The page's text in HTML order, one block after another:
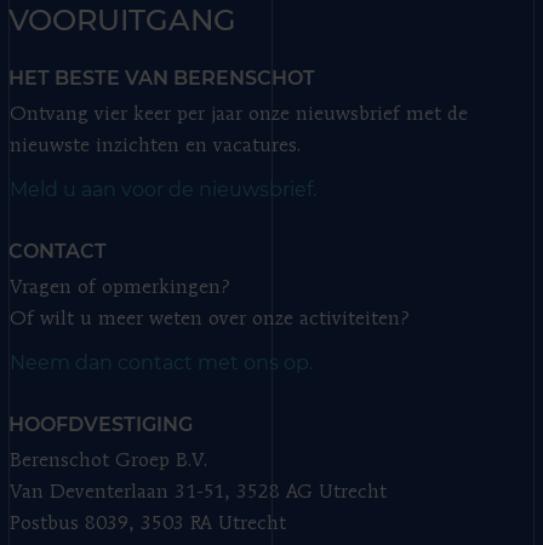
VOORUITGANG
HET BESTE VAN BERENSCHOT
Ontvang vier keer per jaar onze nieuwsbrief met de
nieuwste inzichten en vacatures.
Meld u aan voor de nieuwsbrief.
CONTACT
Vragen of opmerkingen?
Of wilt u meer weten over onze activiteiten?
Neem dan contact met ons op.
HOOFDVESTIGING
Berenschot Groep B.V.
Van Deventerlaan 31-51, 3528 AG Utrecht
Postbus 8039, 3503 RA Utrecht